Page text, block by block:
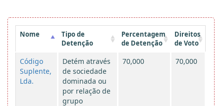
Nome
Tipo de
Detenção
Percentagem
de Detenção
Direitos
de Voto
Código
Suplente,
Lda.
Detém através
de sociedade
dominada ou
por relação de
grupo
70,000 70,000